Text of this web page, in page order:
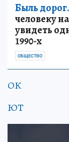
Быль дорог.
человеку
увидеть
1990-х
ОБЩЕСТВО
ОК
ЮТ